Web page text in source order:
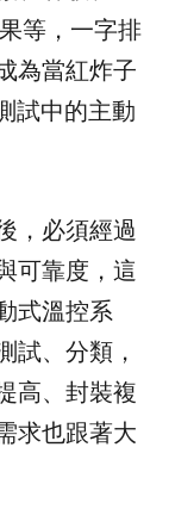
等，一字排
為當紅炸子
試中的主動
，必須經過
可靠度，這
式溫控系
試、分類，
高、封裝複
求也跟著大